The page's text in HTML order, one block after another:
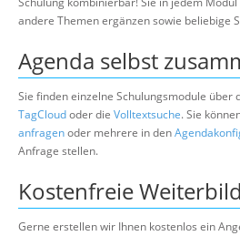
andere Themen ergänzen sowie beliebige
Agenda selbst
Sie finden einzelne Schulungsmodule über
TagCloudoder die Volltextsuche. Sie
anfragenoder mehrere in den
Anfrage stellen.
Kostenfreie
Gerne erstellen wir Ihnen kostenlos ein